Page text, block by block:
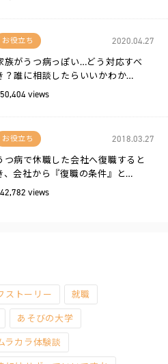
お役立ち
2020.04.27
族がうつ病っぽい…どう対応すべ
？誰に相談したらいいかわか…
views
お役立ち
2018.03.27
つ病で休職した会社へ復職すると
、会社から『復職の条件』と…
views
ストーリー 就職
あそびの大学
ラカラ体験談